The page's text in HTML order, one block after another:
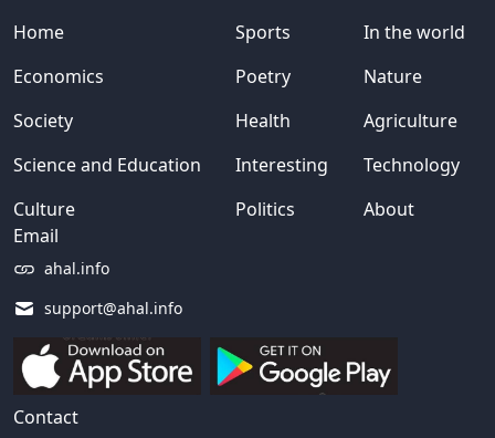
Email
ahal.info
support@ahal.info
Home
Economics
Society
Science and Education
Culture
Sports
Poetry
Health
Interesting
Politics
In the world
Nature
Agriculture
Technology
About
Contact